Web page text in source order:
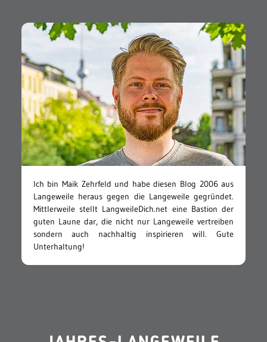
Ich bin Maik Zehrfeld und habe diesen Blog 2006 aus
Langeweile heraus gegen die Langeweile gegründet.
Mittlerweile stellt LangweileDich.net eine Bastion der
guten Laune dar, die nicht nur Langeweile vertreiben
sondern auch nachhaltig inspirieren will. Gute
Unterhaltung!